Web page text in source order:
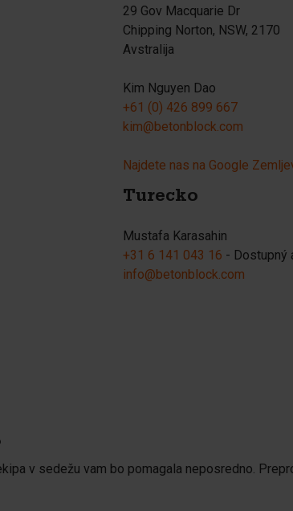
29 Gov Macquarie Dr
Chipping Norton, NSW, 2170
Avstralija
Kim Nguyen Dao
+61 (0) 426 899 667
kim@betonblock.com
Najdete nas na Google
Turecko
Mustafa Karasahin
+31 6 141 043 16 - Dostupný
info@betonblock.com
v sedežu vam bo pomagala neposredno.